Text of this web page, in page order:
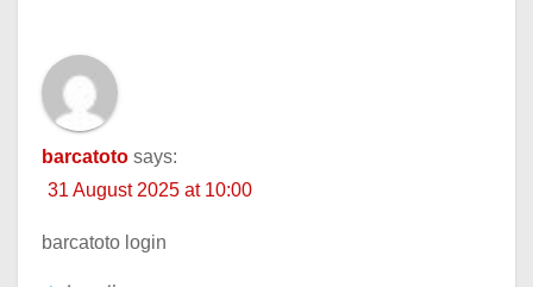
barcatoto says:
31 August 2025 at 10:00
barcatoto login